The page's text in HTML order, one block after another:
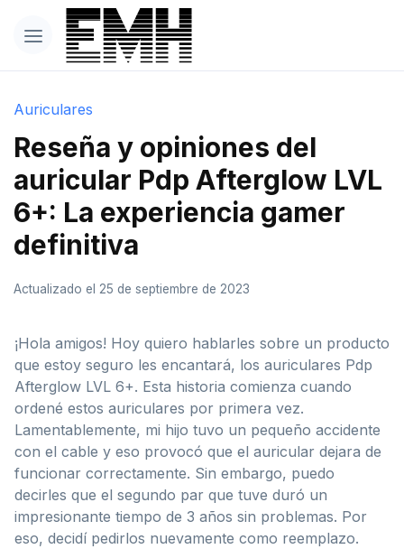
Auriculares
Reseña y opiniones del
auricular Pdp Afterglow LVL
6+: La experiencia gamer
definitiva
Actualizado el 25 de septiembre de 2023
¡Hola amigos! Hoy quiero hablarles sobre un producto
que estoy seguro les encantará, los auriculares Pdp
Afterglow LVL 6+. Esta historia comienza cuando
ordené estos auriculares por primera vez.
Lamentablemente, mi hijo tuvo un pequeño accidente
con el cable y eso provocó que el auricular dejara de
funcionar correctamente. Sin embargo, puedo
decirles que el segundo par que tuve duró un
impresionante tiempo de 3 años sin problemas. Por
eso, decidí pedirlos nuevamente como reemplazo.